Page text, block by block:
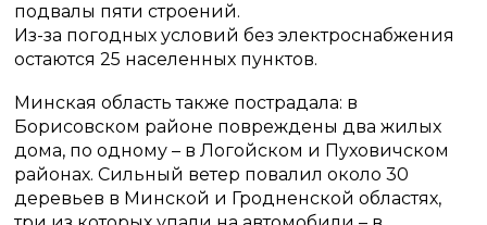
подвалы пяти строений.
Из-за погодных условий без электроснабжения
остаются 25 населенных пунктов.
Минская область также пострадала: в
Борисовском районе повреждены два жилых
дома, по одному – в Логойском и Пуховичском
районах. Сильный ветер повалил около 30
деревьев в Минской и Гродненской областях,